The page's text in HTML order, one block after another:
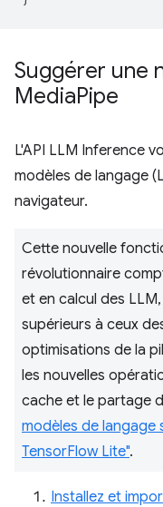
Suggérer une
MediaPipe
L'API LLM Inference
modèles de langage
navigateur.
Cette nouvelle
révolutionnaire
et en calcul des
supérieurs à ceux
optimisations de la
les nouvelles
cache et le partage
modèles de langage
TensorFlow Lite".
Installez et